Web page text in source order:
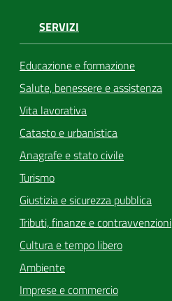
SERVIZI
Educazione e formazione
Salute, benessere e assistenza
Vita lavorativa
Catasto e urbanistica
Anagrafe e stato civile
Turismo
Giustizia e sicurezza pubblica
Tributi, finanze e contravvenzioni
Cultura e tempo libero
Ambiente
Imprese e commercio